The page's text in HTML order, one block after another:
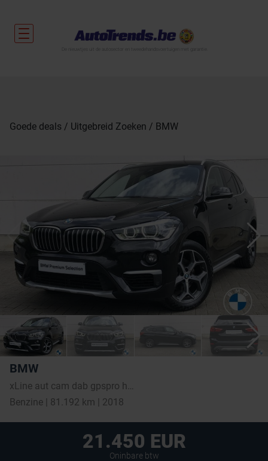
Goede deals Uitgebreid Zoeken BMW
BMW
Benzine | 81.192 km | 2018
21.450 EUR
Oninbare btw